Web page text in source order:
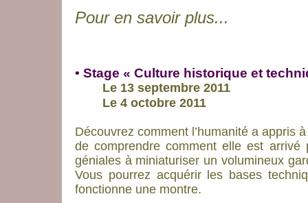
Pour en savoir plus...
• Stage « Culture historique et
Le 13 septembre 2011
Le 4 octobre 2011
Découvrez comment l’humanité a appris
de comprendre comment elle est arrivé
géniales à miniaturiser un volumineux
Vous pourrez acquérir les bases
fonctionne une montre.